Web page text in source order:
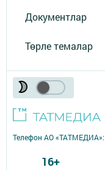
Документлар
Төрле темалар
Телефон АО «ТАТМЕДИА»:
16+